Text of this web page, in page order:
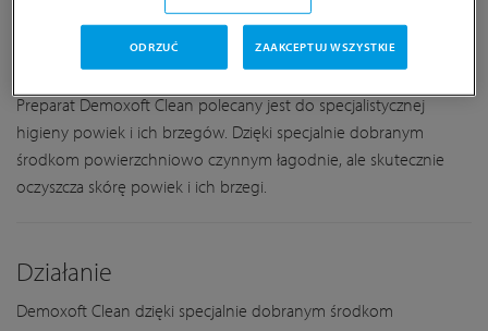
Przeznaczenie produktu
Preparat Demoxoft Clean polecany jest do specjalistycznej
higieny powiek i ich brzegów. Dzięki specjalnie dobranym
środkom powierzchniowo czynnym łagodnie, ale skutecznie
oczyszcza skórę powiek i ich brzegi.
Działanie
Demoxoft Clean dzięki specjalnie dobranym środkom
ODRZUĆ ZAAKCEPTUJ WSZYSTKIE